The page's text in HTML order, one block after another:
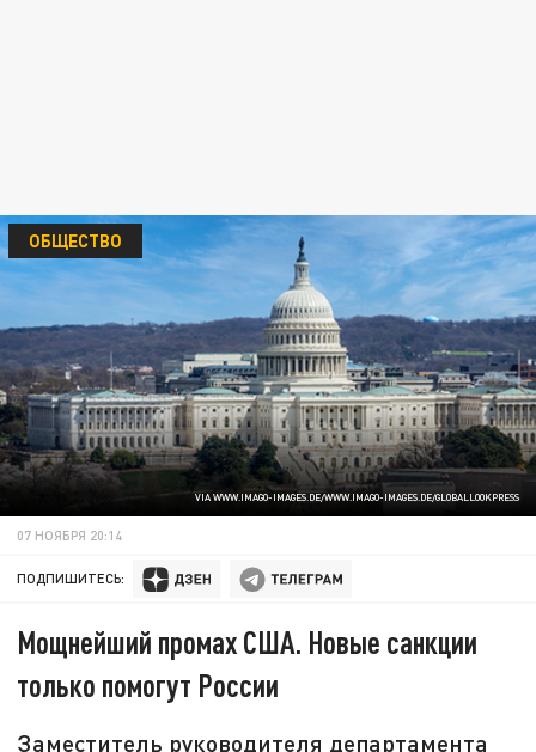
VIA WWW.IMAGO-IMAGES.DE/WWW.IMAGO-IMAGES.DE/GLOBALLOOKPRESS
ОБЩЕСТВО
07 НОЯБРЯ 20:14
ПОДПИШИТЕСЬ:
Мощнейший промах США. Новые санкции
только помогут России
Заместитель руководителя департамента